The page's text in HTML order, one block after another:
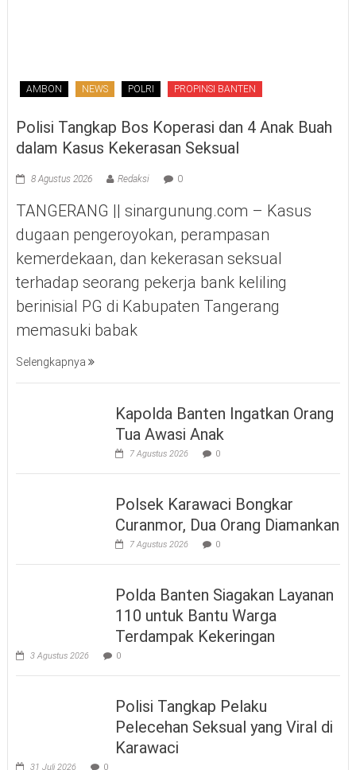
AMBON NEWS POLRI PROPINSI BANTEN
Polisi Tangkap Bos Koperasi dan 4 Anak Buah
dalam Kasus Kekerasan Seksual
8 Agustus 2026 Redaksi 0
TANGERANG || sinargunung.com – Kasus
dugaan pengeroyokan, perampasan
kemerdekaan, dan kekerasan seksual
terhadap seorang pekerja bank keliling
berinisial PG di Kabupaten Tangerang
memasuki babak
Selengkapnya
Kapolda Banten Ingatkan Orang
Tua Awasi Anak
7 Agustus 2026 0
Polsek Karawaci Bongkar
Curanmor, Dua Orang Diamankan
7 Agustus 2026 0
Polda Banten Siagakan Layanan
110 untuk Bantu Warga
Terdampak Kekeringan
3 Agustus 2026 0
Polisi Tangkap Pelaku
Pelecehan Seksual yang Viral di
Karawaci
31 Juli 2026 0